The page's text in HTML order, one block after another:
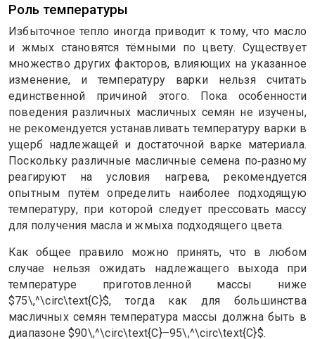
Роль температуры
Избыточное тепло иногда приводит к тому, что масло
и жмых становятся тёмными по цвету. Существует
множество других факторов, влияющих на указанное
изменение, и температуру варки нельзя считать
единственной причиной этого. Пока особенности
поведения различных масличных семян не изучены,
не рекомендуется устанавливать температуру варки в
ущерб надлежащей и достаточной варке материала.
Поскольку различные масличные семена по‑разному
реагируют на условия нагрева, рекомендуется
опытным путём определить наиболее подходящую
температуру, при которой следует прессовать массу
для получения масла и жмыха подходящего цвета.
Как общее правило можно принять, что в любом
случае нельзя ожидать надлежащего выхода при
температуре приготовленной массы ниже
$75\,^\circ\text{C}$, тогда как для большинства
масличных семян температура массы должна быть в
диапазоне $90\,^\circ\text{C}–95\,^\circ\text{C}$.